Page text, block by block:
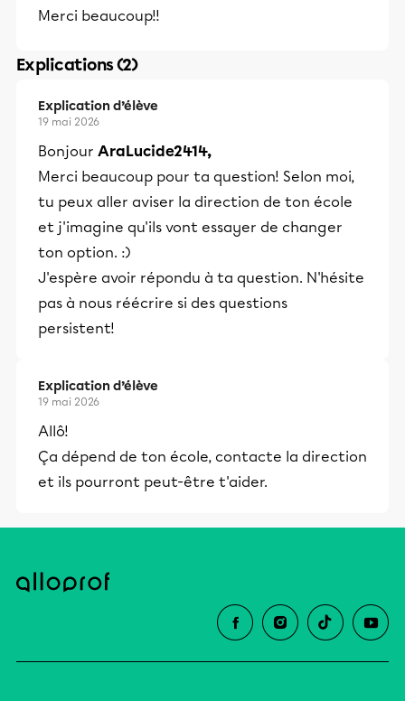
Merci beaucoup!!
Explications (2)
Explication d’élève
19 mai 2026
Bonjour AraLucide2414,
Merci beaucoup pour ta question! Selon moi,
tu peux aller aviser la direction de ton école
et j'imagine qu'ils vont essayer de changer
ton option. :)
J'espère avoir répondu à ta question. N'hésite
pas à nous réécrire si des questions
persistent!
Explication d’élève
19 mai 2026
Allô!
Ça dépend de ton école, contacte la direction
et ils pourront peut-être t'aider.